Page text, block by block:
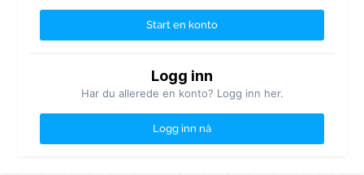
Start en konto
Logg inn
Har du allerede en konto? Logg inn her.
Logg inn nå